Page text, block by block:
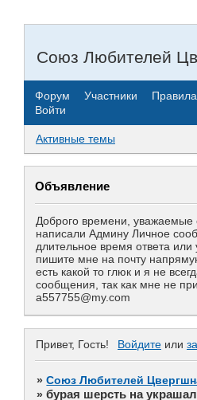
Союз Любителей
Форум Участники Правила
Войти
Активные темы
Объявление
Доброго времени,
написали Админу Личное
длительное время ответа или
пишите мне на почту
есть какой то глюк и я не
сообщения, так как мне не
a557755@my.com
Привет, Гость! Войдите или
»Союз Любителей
»бурая шерсть на